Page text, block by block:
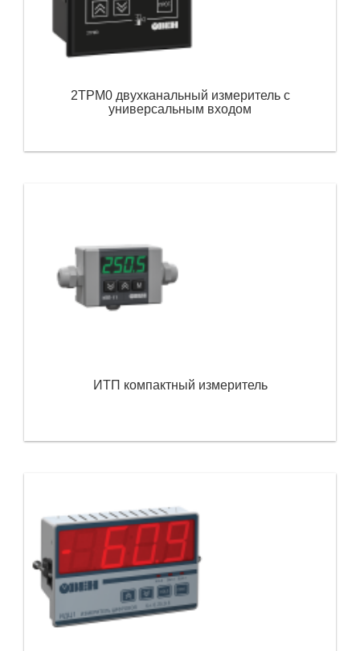
2ТРМ0 двухканальный измеритель с
универсальным входом
ИТП компактный измеритель